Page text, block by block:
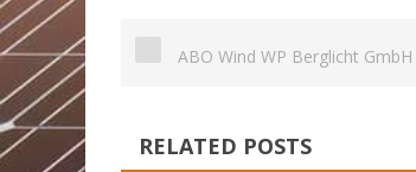
ABO Wind WP Berglicht GmbH
RELATED POSTS